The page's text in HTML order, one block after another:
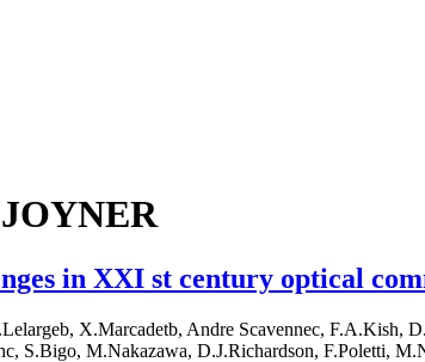
in XXI st century optical
X.Marcadetb, Andre Scavennec, F.A.Kish,
S.Bigo, M.Nakazawa, D.J.Richardson, F.Poletti,